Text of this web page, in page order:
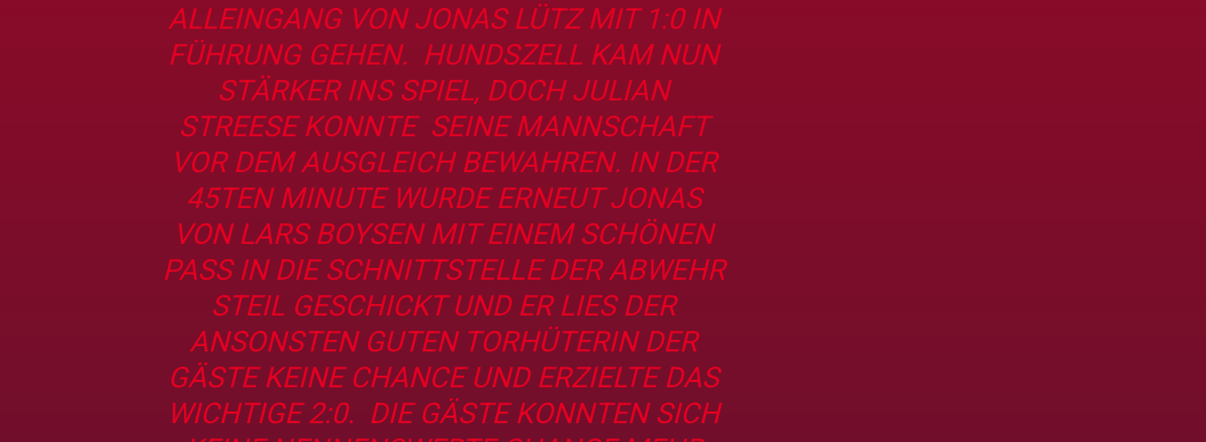
ALLEINGANG VON JONAS LÜTZ MIT 1:0 IN
FÜHRUNG GEHEN. HUNDSZELL KAM NUN
STÄRKER INS SPIEL, DOCH JULIAN
STREESE KONNTE SEINE MANNSCHAFT
VOR DEM AUSGLEICH BEWAHREN. IN DER
45TEN MINUTE WURDE ERNEUT JONAS
VON LARS BOYSEN MIT EINEM SCHÖNEN
PASS IN DIE SCHNITTSTELLE DER ABWEHR
STEIL GESCHICKT UND ER LIES DER
ANSONSTEN GUTEN TORHÜTERIN DER
GÄSTE KEINE CHANCE UND ERZIELTE DAS
WICHTIGE 2:0. DIE GÄSTE KONNTEN SICH